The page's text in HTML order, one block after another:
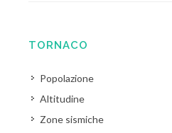
TORNACO
Popolazione
Altitudine
Zone sismiche